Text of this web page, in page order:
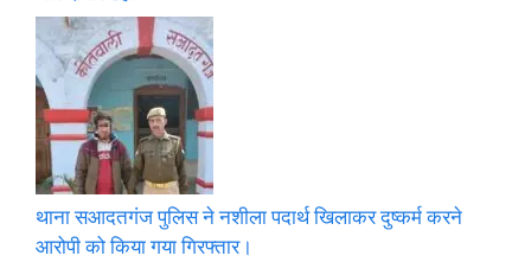
थाना सआदतगंज पुलिस ने नशीला पदार्थ खिलाकर दुष्कर्म करने
आरोपी को किया गया गिरफ्तार।